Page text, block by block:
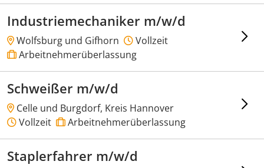
Industriemechaniker m/w/d
Wolfsburg und Gifhorn
Vollzeit
Arbeitnehmerüberlassung
Schweißer m/w/d
Celle und Burgdorf, Kreis Hannover
Vollzeit
Arbeitnehmerüberlassung
Staplerfahrer m/w/d